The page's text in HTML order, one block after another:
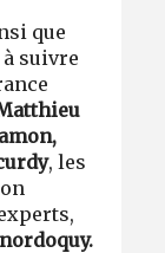
que
suivre
, les